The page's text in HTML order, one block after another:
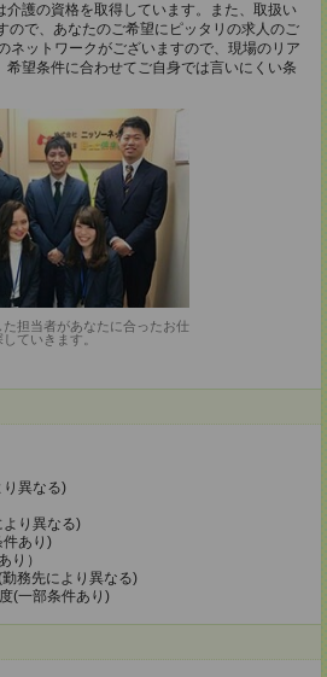
介護の資格を取得しています。また、取扱い
ので、あなたのご希望にピッタリの求人のご
ネットワークがございますので、現場のリア
希望条件に合わせてご自身では言いにくい条
担当者があなたに合ったお仕
ていきます。
り異なる)
より異なる)
件あり)
り）
務先により異なる)
(一部条件あり)